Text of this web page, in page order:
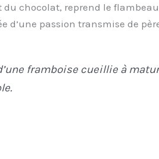
chocolat, reprend le
d’une passion transmise de
framboise cueillie à